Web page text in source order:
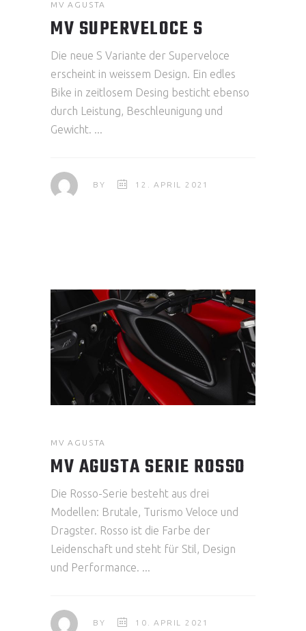
MV AGUSTA
MV SUPERVELOCE S
Die neue S Variante der Superveloce
erscheint in weissem Design. Ein edles
Bike in zeitlosem Desing besticht ebenso
durch Leistung, Beschleunigung und
Gewicht.
BY 12. APRIL 2021
MV AGUSTA
MV AGUSTA SERIE ROSSO
Die Rosso-Serie besteht aus drei
Modellen: Brutale, Turismo Veloce und
Dragster. Rosso ist die Farbe der
Leidenschaft und steht für Stil, Design
und Performance.
BY 10. APRIL 2021